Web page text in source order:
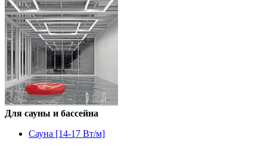
Для сауны и бассейна
Сауна [14-17 Вт/м]